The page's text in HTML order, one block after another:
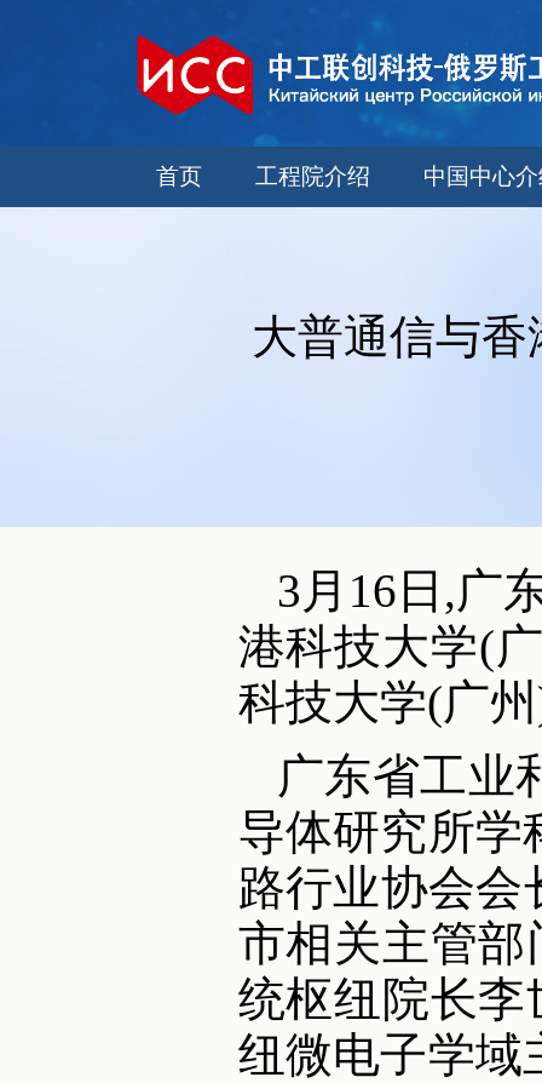
首页 工程院介绍 中国中心
大普通信与
3月16日,广
港科技大学(
科技大学(广
广东省工业
导体研究所学
路行业协会
市相关主管
统枢纽院长
纽微电子学域